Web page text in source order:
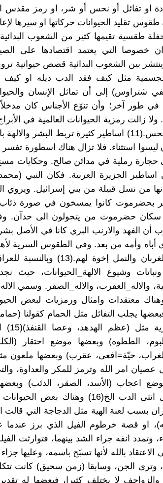
او تفائل أو نحس أو شر، او رمز مقدس
طقوس تقليد الحيوانات حركاتها او سيرها
طقسية تقيمها كثير من الشعوب
خصوصا التي يعتمد اقتصادها على
وينتشر بين الشعوب البدائية قصص
شتراوس) إلى أن تماثل الإنسان
في طور آخر؛ وأن تنوّع الأجناس كان
ولا زالت رمزية الحيوانات العالمية في
النجاح والنحس.(11) اساطير كثيرة تربط البشر
ليسوا استثناء. فلا تزال هناك اسطورة
حجارة رملية في مدائن صالح. وحكايات
الجزيرة العربية. فكان النبي
من نسل قبيلة من بني إسرائيل. ويروي
بحضرموت كانوا يمسخون في صورة
حضرموت من يتحولون الى حدآن.
أباه وأمه من بعد. وفي الطقوس السرية
الكلاب والغربان والنمل
وشيوع الالهة_الحيوانات، حيث نجد
والاله_العقرب، والاله_الصقر. وسمي
وهناك معتقدات وامثال ورمزيات لبعض
يجلب التفائل مثل الحمام كقولنا
قوة
الططوه) وبعضها موضع احتقار
الغراب، حيّة=افعى، عقرب) وبعضها ملعون
امر الله وترمز للمكر والعداوة،
اعجاب (الأسد، الصقر، الذئب)
جنسيا مثل انثى الدب الخ(16)
بسبب لعنة الهية مثل الدجاجة التي قالت
او قصة خرطوم الفيل الذي برز
وتمدد انفه جراء الشد بينهما، فتوارثت
الاعتقاد بالله لأنها تسبّح باسمه، وعليها
وترى الجن، وسابقا (زمن سحيق) كانت
لا يختلف كثيرا، فبعضها له